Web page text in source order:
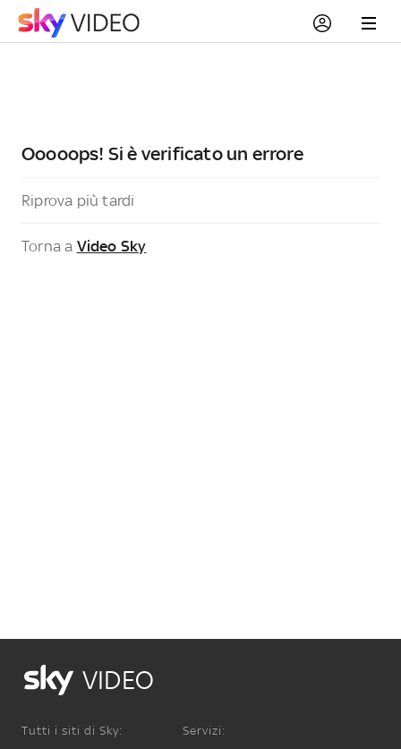
Ooooops! Si è verificato un errore
Riprova più tardi
Torna a Video Sky
VIDEO
Tutti i siti di Sky: Servizi: